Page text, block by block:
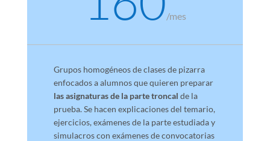
/mes
Grupos homogéneos de clases de pizarra
enfocados a alumnos que quieren preparar
las asignaturas de la parte troncal de la
prueba. Se hacen explicaciones del temario,
ejercicios, exámenes de la parte estudiada y
simulacros con exámenes de convocatorias